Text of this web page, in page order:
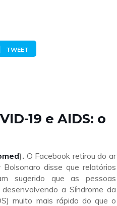
TWEET
19 e AIDS: o
). O Facebook retirou do ar
disse que relatórios
sugerido que as pessoas
a Síndrome da
muito mais rápido do que o